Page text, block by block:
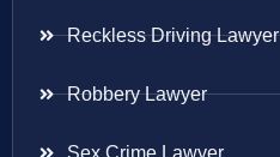
Reckless Driving Lawyer
Robbery Lawyer
Sex Crime Lawyer